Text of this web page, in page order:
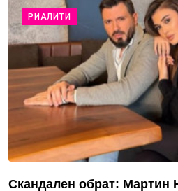
РИАЛИТИ
Скандален обрат: Мартин